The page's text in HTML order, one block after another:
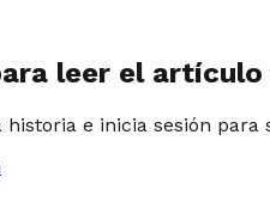
leer el
historia e inicia sesión